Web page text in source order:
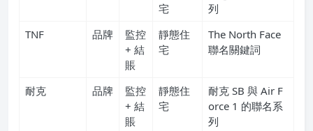
宅
列
TNF
品牌
監控
+ 結
賬
靜態住
宅
The North Face
聯名關鍵詞
耐克 品牌
監控
+ 結
賬
靜態住
宅
耐克 SB 與 Air F
orce 1 的聯名系
列